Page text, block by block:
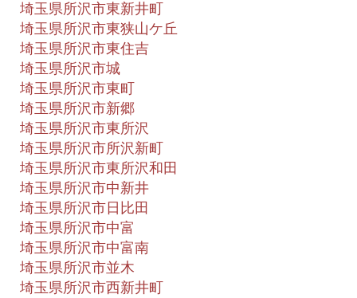
埼玉県所沢市東新井町
埼玉県所沢市東狭山ケ丘
埼玉県所沢市東住吉
埼玉県所沢市城
埼玉県所沢市東町
埼玉県所沢市新郷
埼玉県所沢市東所沢
埼玉県所沢市所沢新町
埼玉県所沢市東所沢和田
埼玉県所沢市中新井
埼玉県所沢市日比田
埼玉県所沢市中富
埼玉県所沢市中富南
埼玉県所沢市並木
埼玉県所沢市西新井町